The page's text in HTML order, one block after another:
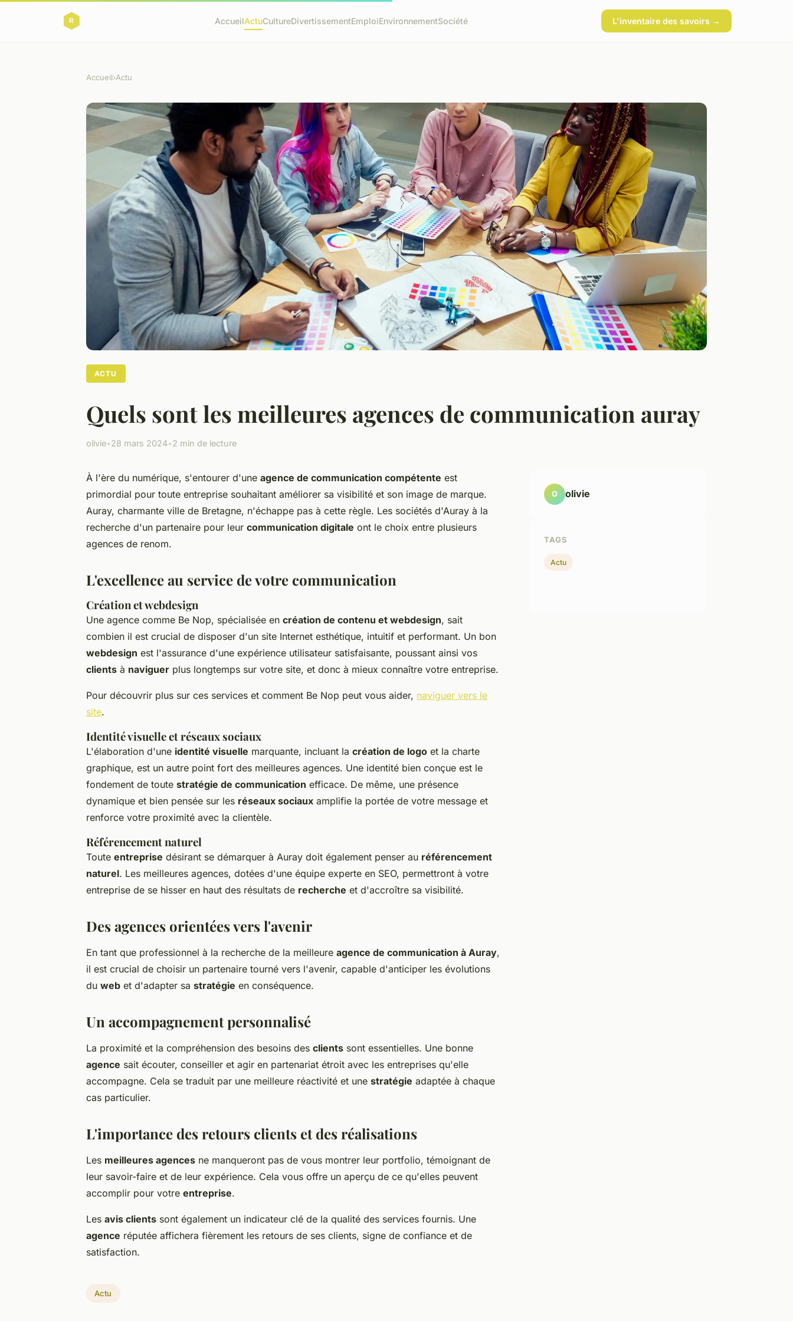
AccueilActuCultureDivertissementEmploiEnvironnementSociété L'inventaire des savoirs →
Accueil›Actu
ACTU
Quels sont les meilleures agences de communication auray
olivie•28 mars 2024•2 min de lecture
À l'ère du numérique, s'entourer d'une agence de communication compétente est
primordial pour toute entreprise souhaitant améliorer sa visibilité et son image de marque.
Auray, charmante ville de Bretagne, n'échappe pas à cette règle. Les sociétés d'Auray à la
recherche d'un partenaire pour leur communication digitale ont le choix entre plusieurs
agences de renom.
L'excellence au service de votre communication
Création et webdesign
Une agence comme Be Nop, spécialisée en création de contenu et webdesign, sait
combien il est crucial de disposer d'un site Internet esthétique, intuitif et performant. Un bon
webdesign est l'assurance d'une expérience utilisateur satisfaisante, poussant ainsi vos
clients à naviguer plus longtemps sur votre site, et donc à mieux connaître votre entreprise.
Pour découvrir plus sur ces services et comment Be Nop peut vous aider, naviguer vers le
site.
Identité visuelle et réseaux sociaux
L'élaboration d'une identité visuelle marquante, incluant la création de logo et la charte
graphique, est un autre point fort des meilleures agences. Une identité bien conçue est le
fondement de toute stratégie de communication efficace. De même, une présence
dynamique et bien pensée sur les réseaux sociaux amplifie la portée de votre message et
renforce votre proximité avec la clientèle.
Référencement naturel
Toute entreprise désirant se démarquer à Auray doit également penser au référencement
naturel. Les meilleures agences, dotées d'une équipe experte en SEO, permettront à votre
entreprise de se hisser en haut des résultats de recherche et d'accroître sa visibilité.
Des agences orientées vers l'avenir
En tant que professionnel à la recherche de la meilleure agence de communication à Auray,
il est crucial de choisir un partenaire tourné vers l'avenir, capable d'anticiper les évolutions
du web et d'adapter sa stratégie en conséquence.
Un accompagnement personnalisé
La proximité et la compréhension des besoins des clients sont essentielles. Une bonne
agence sait écouter, conseiller et agir en partenariat étroit avec les entreprises qu'elle
accompagne. Cela se traduit par une meilleure réactivité et une stratégie adaptée à chaque
cas particulier.
L'importance des retours clients et des réalisations
Les meilleures agences ne manqueront pas de vous montrer leur portfolio, témoignant de
leur savoir-faire et de leur expérience. Cela vous offre un aperçu de ce qu'elles peuvent
accomplir pour votre entreprise.
Les avis clients sont également un indicateur clé de la qualité des services fournis. Une
agence réputée affichera fièrement les retours de ses clients, signe de confiance et de
satisfaction.
Actu
O olivie
TAGS
Actu